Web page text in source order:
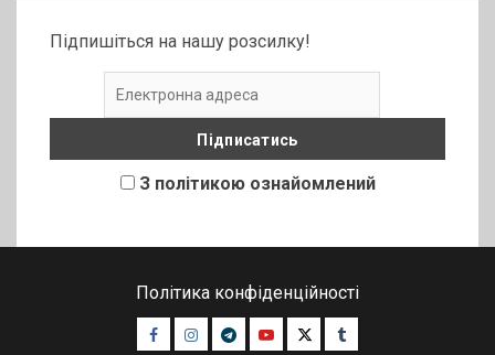
Підпишіться на нашу розсилку!
З політикою ознайомлений
Політика конфіденційності
Facebook
Instagram
TelegramYoutubeTwitterTumblr